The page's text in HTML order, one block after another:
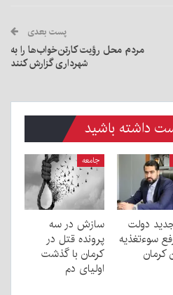
پست بعدی
مردم محل رؤیت کارتن‌خواب‌ها را به
شهرداری گزارش کنند
داشته باشید
دولت
سوءتغذیه
کرمان
جامعه
سازش در سه
پرونده قتل در
کرمان با گذشت
اولیای دم